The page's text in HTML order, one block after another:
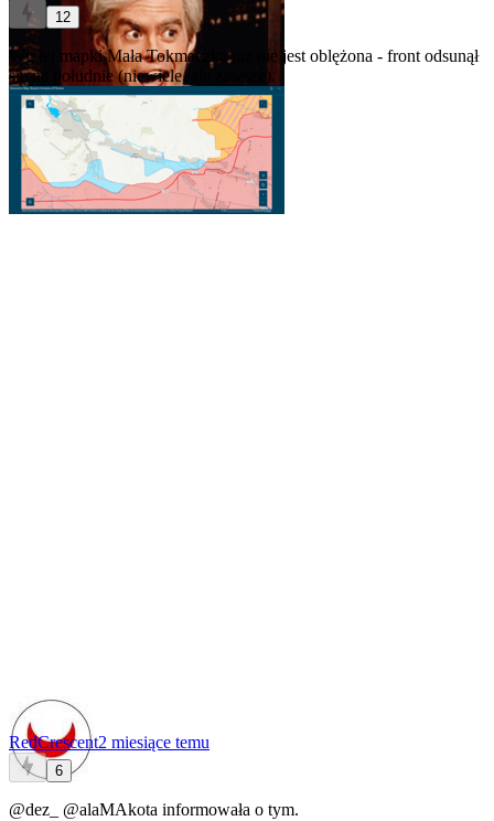
12
Wg tej mapki Mała Tokmaczka juz nie jest oblężona - front odsunął
się na południe (niewiele, ale zawsze).
RedCrescent2 miesiące temu
6
@dez_ @alaMAkota informowała o tym.